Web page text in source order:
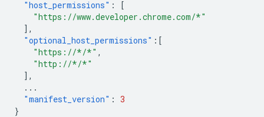
"host_permissions" :
[
"https://www.developer.chrome.com/*"
],
"optional_host_permissions" :[
"https://*/*" ,
"http://*/*"
],
...
"manifest_version" : 3
}